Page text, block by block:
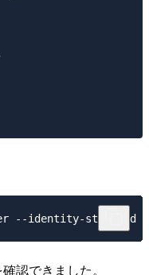
認できました。